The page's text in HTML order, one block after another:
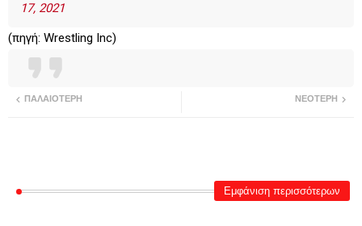
17, 2021
(πηγή: Wrestling Inc)
ΝΕΌΤΕΡΗ
ΠΑΛΑΙΌΤΕΡΗ
Εμφάνιση περισσότερων